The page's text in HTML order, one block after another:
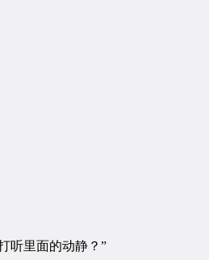
听里面的动静？”